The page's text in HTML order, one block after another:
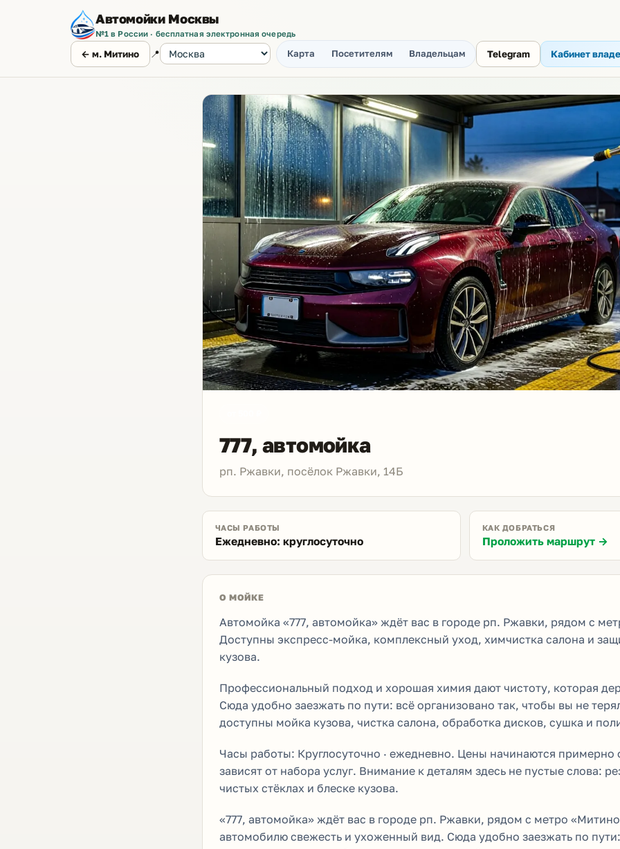
Автомойки Москвы
№1 в России · бесплатная электронная очередь
← м. Митино 📍 Карта Посетителям Владельцам Telegram Кабинет
777, автомойка
рп. Ржавки, посёлок Ржавки, 14Б
ЧАСЫ РАБОТЫ
Ежедневно: круглосуточно
КАК ДОБРАТЬСЯ
Проложить маршрут →
О МОЙКЕ
Автомойка «777, автомойка» ждёт вас в городе рп. Ржавки, рядом с
Доступны экспресс-мойка, комплексный уход, химчистка салона и
кузова.
Профессиональный подход и хорошая химия дают чистоту, которая
Сюда удобно заезжать по пути: всё организовано так, чтобы вы не
доступны мойка кузова, чистка салона, обработка дисков, сушка и
Часы работы: Круглосуточно · ежедневно. Цены начинаются примерно
зависят от набора услуг. Внимание к деталям здесь не пустые слова:
чистых стёклах и блеске кузова.
«777, автомойка» ждёт вас в городе рп. Ржавки, рядом с метро
автомобилю свежесть и ухоженный вид. Сюда удобно заезжать по